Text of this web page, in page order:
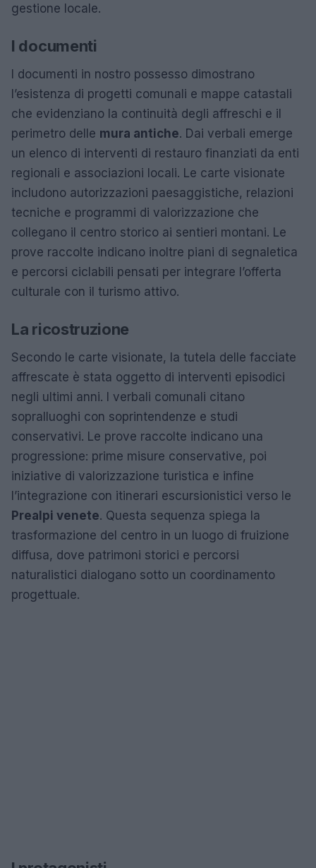
gestione locale.
I documenti
I documenti in nostro possesso dimostrano
l’esistenza di progetti comunali e mappe catastali
che evidenziano la continuità degli affreschi e il
perimetro delle mura antiche. Dai verbali emerge
un elenco di interventi di restauro finanziati da enti
regionali e associazioni locali. Le carte visionate
includono autorizzazioni paesaggistiche, relazioni
tecniche e programmi di valorizzazione che
collegano il centro storico ai sentieri montani. Le
prove raccolte indicano inoltre piani di segnaletica
e percorsi ciclabili pensati per integrare l’offerta
culturale con il turismo attivo.
La ricostruzione
Secondo le carte visionate, la tutela delle facciate
affrescate è stata oggetto di interventi episodici
negli ultimi anni. I verbali comunali citano
sopralluoghi con soprintendenze e studi
conservativi. Le prove raccolte indicano una
progressione: prime misure conservative, poi
iniziative di valorizzazione turistica e infine
l’integrazione con itinerari escursionistici verso le
Prealpi venete. Questa sequenza spiega la
trasformazione del centro in un luogo di fruizione
diffusa, dove patrimoni storici e percorsi
naturalistici dialogano sotto un coordinamento
progettuale.